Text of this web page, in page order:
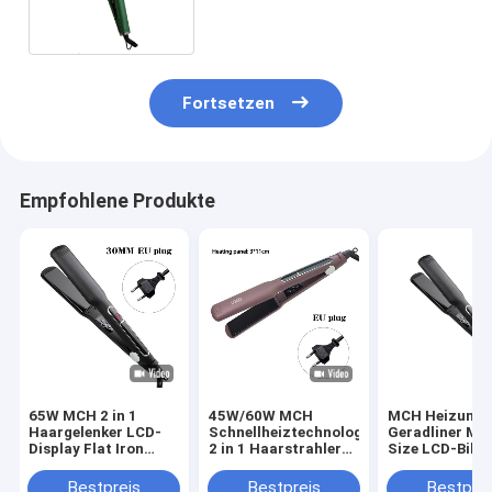
Fortsetzen
Empfohlene Produkte
65W MCH 2 in 1
Haargelenker LCD-
Display Flat Iron
Haarkürzer mit 3
45W/60W MCH
Schnellheiztechnologie
2 in 1 Haarstrahler
Flachstahl
MCH Heizung
Geradliner
Size LCD-
Professionelle